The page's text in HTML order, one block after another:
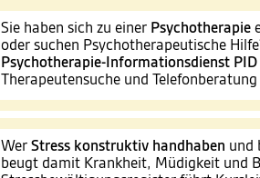
Sie haben sich zu einer Psychotherapie
oder suchen Psychotherapeutische
Psychotherapie-Informationsdienst PID
Therapeutensuche und Telefonberatung
Wer Stress konstruktiv handhaben und
beugt damit Krankheit, Müdigkeit und